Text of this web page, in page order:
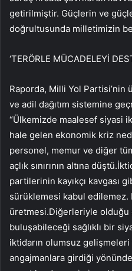
getirilmiştir. Güçlerin ve
doğrultusunda milletimizin
‘TERÖRLE MÜCADELEYİ
Raporda, Milli Yol
ve adil dağıtım sistemine
“Ülkemizde maalesef siyasi
hale gelen ekonomik kriz
personel, memur ve diğer
açlık sınırının altına
partilerinin kayıkçı kavgası
sürüklemesi kabul edilemez.
üretmesi.Diğerleriyle olduğu
buluşabileceği sağlıklı bir
iktidarın olumsuz
angajmanlara girdiği